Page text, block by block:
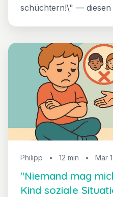
schüchtern!\" — diesen
stärken kannst, ohne
Philipp • 12 min • Mar
"Niemand mag
Kind soziale